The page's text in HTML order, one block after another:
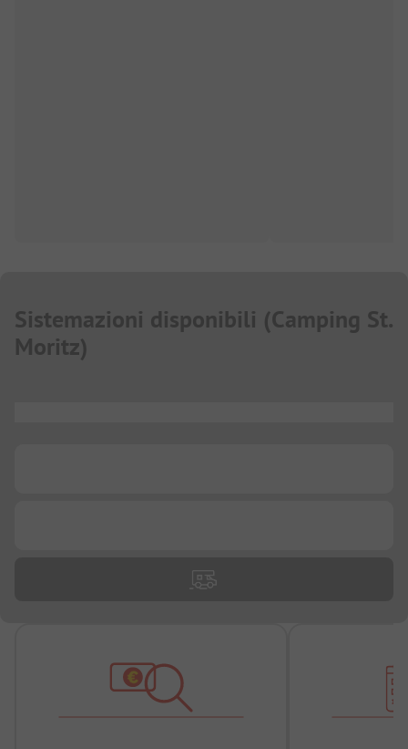
Sistemazioni disponibili (Camping St.
Moritz)